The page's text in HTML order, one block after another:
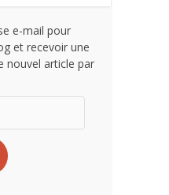
e-mail pour
et recevoir une
nouvel article par